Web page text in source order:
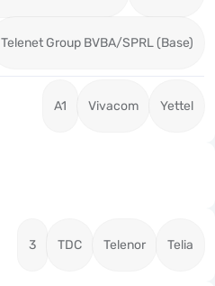
Telenet Group BVBA/SPRL (Base)
A1 Vivacom Yettel
3 TDC Telenor Telia